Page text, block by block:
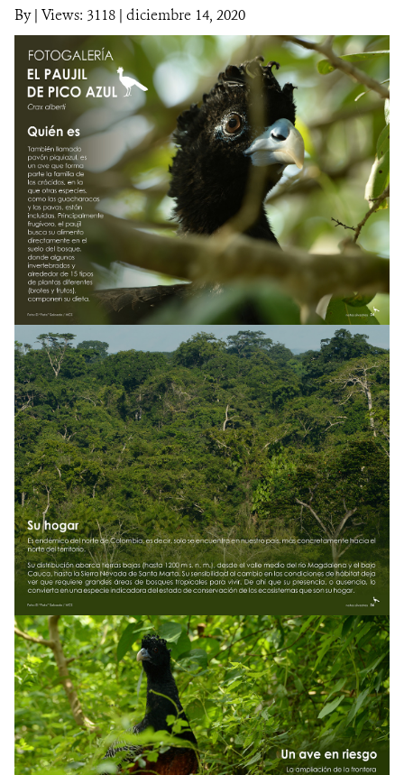
MICROSITIOS
NOTICIAS
WCS VISUAL
PUBLICACIONES
ALIADOS Y ALIANZAS
COBERTURA EN MEDIOS DE COMUNICACIÓN
INFORME ANUAL WCS
MECANISMO DE ATENCIÓN DE QUEJAS Y RECLAMOS
DONA
By| Views: 3118 | diciembre 14, 2020